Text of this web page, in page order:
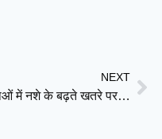
NEXT
युवाओं में नशे के बढ़ते खतरे पर केंद्र सख्त, Pregabalin दवा को Schedule H1 में डाला गया